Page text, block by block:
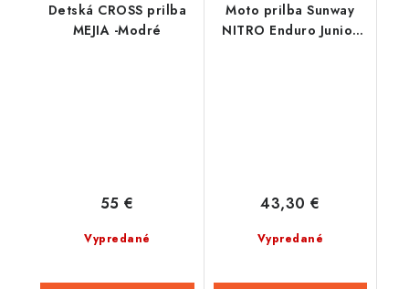
Detská CROSS prilba
MEJIA -Modré
Vypredané
55 €
Moto prilba Sunway
NITRO Enduro Junior
Vypredané
43,30 €